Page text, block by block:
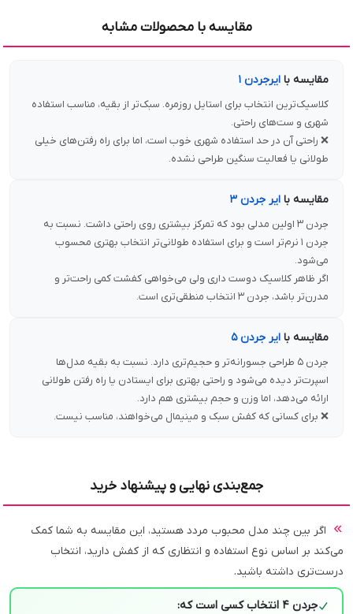
مقایسه با محصولات مشابه
مقایسه باایرجردن ۱
کلاسیک‌ترین انتخاب برای استایل روزمره. سبک‌تر از بقیه، مناسب استفاده
شهری و ست‌های راحتی.
❌ راحتی آن در حد استفاده شهری خوب است، اما برای راه رفتن‌های خیلی
طولانی یا فعالیت سنگین طراحی نشده.
مقایسه باایر جردن ۳
جردن ۳ اولین مدلی بود که تمرکز بیشتری روی راحتی داشت. نسبت به
جردن ۱ نرم‌تر است و برای استفاده طولانی‌تر انتخاب بهتری محسوب
می‌شود.
اگر ظاهر کلاسیک دوست داری ولی می‌خواهی کفشت کمی راحت‌تر و
مدرن‌تر باشد، جردن ۳ انتخاب منطقی‌تری است.
مقایسه باایر جردن ۵
جردن ۵ طراحی جسورانه‌تر و حجیم‌تری دارد. نسبت به بقیه مدل‌ها
اسپرت‌تر دیده می‌شود و راحتی بهتری برای ایستادن یا راه رفتن طولانی
ارائه می‌دهد، اما وزن و حجم بیشتری هم دارد.
❌ برای کسانی که کفش سبک و مینیمال می‌خواهند، مناسب نیست.
جمع‌بندی نهایی و پیشنهاد خرید
اگر بین چند مدل محبوب مردد هستید، این مقایسه به شما کمک
می‌کند بر اساس نوع استفاده و انتظاری که از کفش دارید، انتخاب
درست‌تری داشته باشید.
جردن ۴ انتخاب کسی است که: